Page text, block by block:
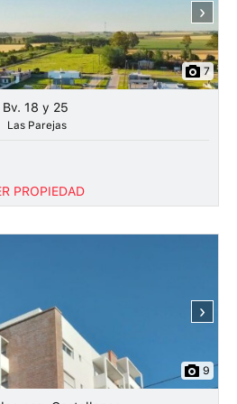
›
7
Bv. 18 y 25
Las Parejas
PROPIEDAD
›
9